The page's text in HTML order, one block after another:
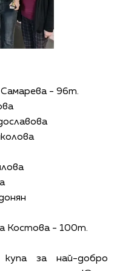
- 96т.
Костова - 100т.
за най-добро